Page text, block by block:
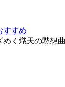
すすめ
めく熾天の黙想曲